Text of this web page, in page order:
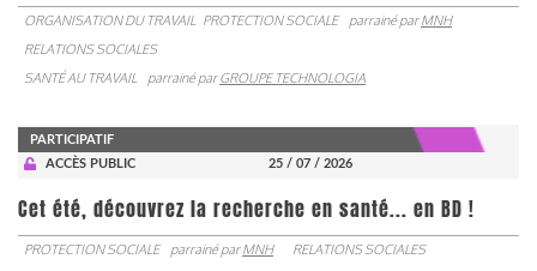
ORGANISATION DU TRAVAIL PROTECTION SOCIALE parrainé parMNH
RELATIONS SOCIALES
SANTÉ AU TRAVAIL
parrainé parGROUPE TECHNOLOGIA
PARTICIPATIF
ACCÈS PUBLIC
25 / 07 / 2026
Cet été, découvrez la recherche en santé... en BD !
PROTECTION SOCIALE parrainé parMNH RELATIONS SOCIALES